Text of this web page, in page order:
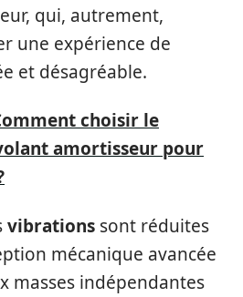
qui, autrement,
une expérience de
et désagréable.
choisir le
amortisseur pour
vibrations sont réduites
mécanique avancée
masses indépendantes